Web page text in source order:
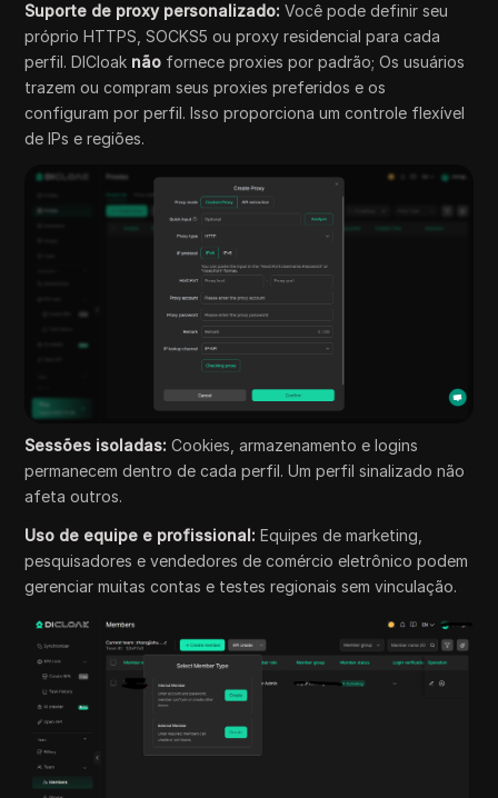
Suporte de proxy personalizado: Você pode definir seu
próprio HTTPS, SOCKS5 ou proxy residencial para cada
perfil. DICloak não fornece proxies por padrão; Os usuários
trazem ou compram seus proxies preferidos e os
configuram por perfil. Isso proporciona um controle flexível
de IPs e regiões.
Sessões isoladas: Cookies, armazenamento e logins
permanecem dentro de cada perfil. Um perfil sinalizado não
afeta outros.
Uso de equipe e profissional: Equipes de marketing,
pesquisadores e vendedores de comércio eletrônico podem
gerenciar muitas contas e testes regionais sem vinculação.